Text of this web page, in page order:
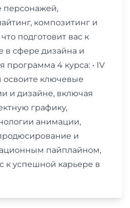
персонажей,
композитинг и
подготовит вас к
в сфере дизайна и
программа 4 курса: • IV
освоите ключевые
и дизайне, включая
графику,
анимации,
и
пайплайном,
к успешной карьере в